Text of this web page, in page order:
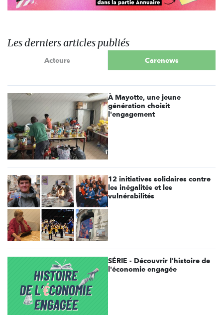
Les derniers articles publiés
Acteurs Carenews
À Mayotte, une jeune
génération choisit
l'engagement
12 initiatives solidaires contre
les inégalités et les
vulnérabilités
SÉRIE - Découvrir l'histoire de
l'économie engagée